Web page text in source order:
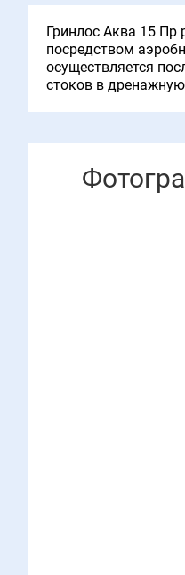
Гринлос Аква 15 Пр
посредством
осуществляется
стоков в